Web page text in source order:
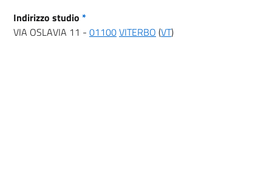
Indirizzo studio *
VIA OSLAVIA 11 - 01100VITERBO (VT)